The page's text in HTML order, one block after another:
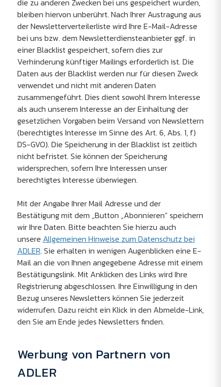
die zu anderen Zwecken bei uns gespeichert wurden,
bleiben hiervon unberührt. Nach Ihrer Austragung aus
der Newsletterverteilerliste wird Ihre E-Mail-Adresse
bei uns bzw. dem Newsletterdiensteanbieter ggf. in
einer Blacklist gespeichert, sofern dies zur
Verhinderung künftiger Mailings erforderlich ist. Die
Daten aus der Blacklist werden nur für diesen Zweck
verwendet und nicht mit anderen Daten
zusammengeführt. Dies dient sowohl Ihrem Interesse
als auch unserem Interesse an der Einhaltung der
gesetzlichen Vorgaben beim Versand von Newslettern
(berechtigtes Interesse im Sinne des Art. 6, Abs. 1, f)
DS-GVO). Die Speicherung in der Blacklist ist zeitlich
nicht befristet. Sie können der Speicherung
widersprechen, sofern Ihre Interessen unser
berechtigtes Interesse überwiegen.
Mit der Angabe Ihrer Mail Adresse und der
Bestätigung mit dem „Button „Abonnieren“ speichern
wir Ihre Daten. Bitte beachten Sie hierzu auch
unsere Allgemeinen Hinweise zum Datenschutz bei
ADLER. Sie erhalten in wenigen Augenblicken eine E-
Mail an die von Ihnen angegebene Adresse mit einem
Bestätigungslink. Mit Anklicken des Links wird Ihre
Registrierung abgeschlossen. Ihre Einwilligung in den
Bezug unseres Newsletters können Sie jederzeit
widerrufen. Dazu reicht ein Klick in den Abmelde-Link,
den Sie am Ende jedes Newsletters finden.
Werbung von Partnern von
ADLER